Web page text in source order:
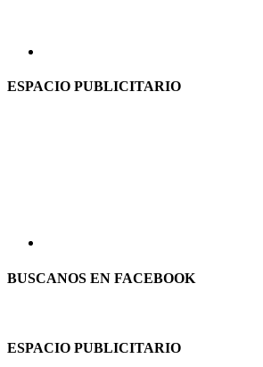
ESPACIO PUBLICITARIO
BUSCANOS EN FACEBOOK
ESPACIO PUBLICITARIO